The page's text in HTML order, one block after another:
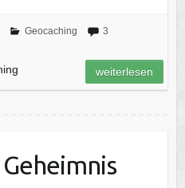
Geocaching
3
weiterlesen